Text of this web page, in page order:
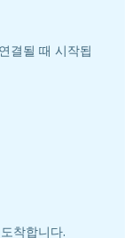
결될 때 시작됩
착합니다.